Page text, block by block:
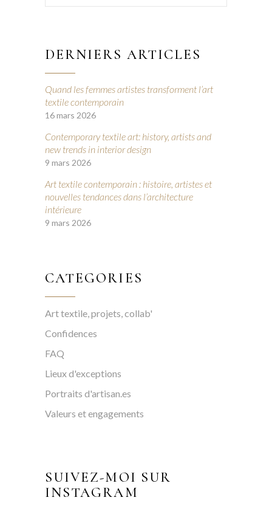
DERNIERS ARTICLES
Quand les femmes artistes transforment l’art
textile contemporain
16 mars 2026
Contemporary textile art: history, artists and
new trends in interior design
9 mars 2026
Art textile contemporain : histoire, artistes et
nouvelles tendances dans l’architecture
intérieure
9 mars 2026
CATEGORIES
Art textile, projets, collab'
Confidences
FAQ
Lieux d'exceptions
Portraits d'artisan.es
Valeurs et engagements
SUIVEZ-MOI SUR
INSTAGRAM